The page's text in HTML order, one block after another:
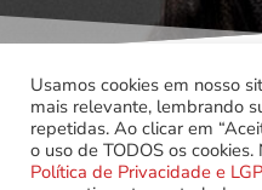
©Copyright 2022 –
Associação dos Servidores
Usamos cookies em nosso
mais relevante, lembrando
repetidas. Ao clicar em
o uso de TODOS os
Política de Privacidade e